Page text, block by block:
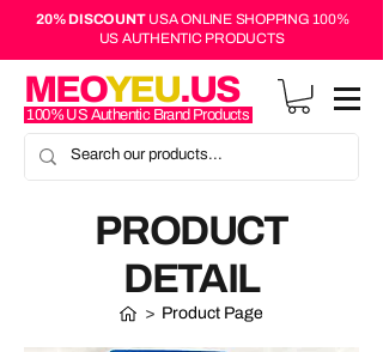
20% DISCOUNTUSA ONLINE SHOPPING 100%
US AUTHENTIC PRODUCTS
MEOYEU.US
100% US Authentic Brand Products
PRODUCT
DETAIL
> Product Page